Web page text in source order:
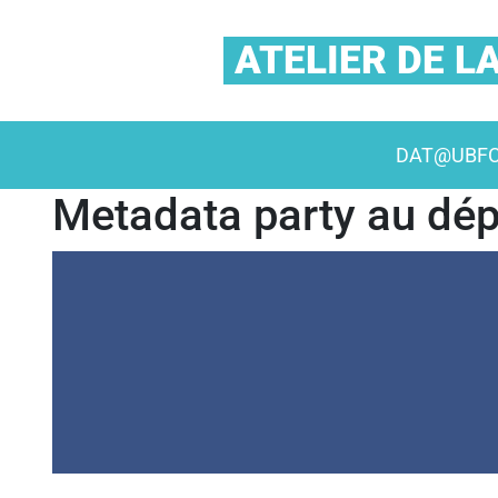
ATELIER DE
Metadata party au